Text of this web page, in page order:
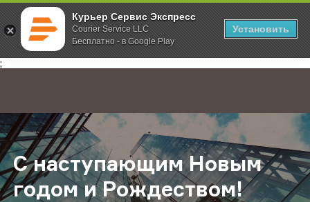
Курьер Сервис Экспресс
Courier Service LLC
Бесплатно - в Google Play
Установить
;
Главная О компании Новости С наступающим Новым годом и
С наступающим Новым
годом и Рождеством!